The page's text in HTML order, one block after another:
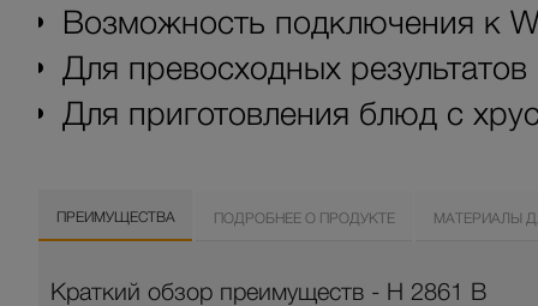
Возможность подключения к
Для превосходных
Для приготовления блюд с
ПРЕИМУЩЕСТВА ПОДРОБНЕЕ О ПРОДУКТЕ МАТЕРИАЛЫ
Краткий обзор преимуществ - H 2861 B